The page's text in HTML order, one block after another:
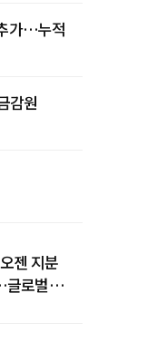
가…누적
감원
젠 지분
로벌